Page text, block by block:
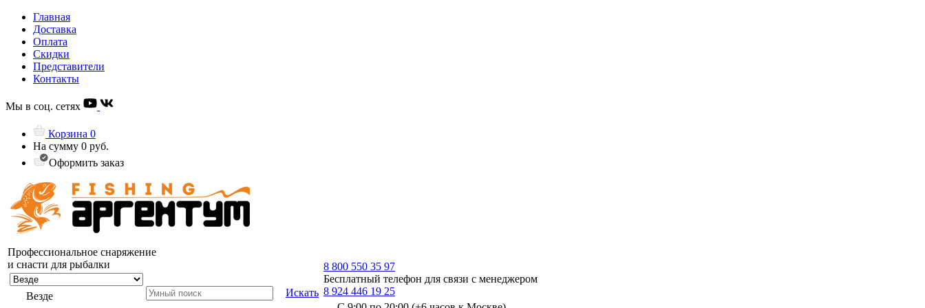
Главная
Доставка
Оплата
Скидки
Представители
Контакты
Мы в соц. сетях
Корзина 0
На сумму 0 руб.
Оформить заказ
Профессиональное снаряжение
и снасти для рыбалки
Везде Искать
8 800 550 35 97
Бесплатный телефон для связи с менеджером
8 924 446 19 25